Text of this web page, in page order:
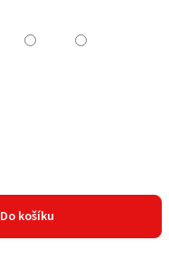
Do košíku